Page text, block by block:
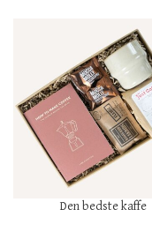
Den bedste kaffe